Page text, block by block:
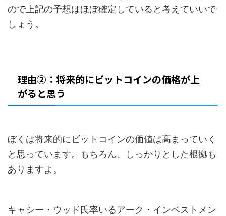
ので上記の予想はほぼ確定していると考えていいで
しょう。
理由②：将来的にビットコインの価格が上
がると思う
ぼくは将来的にビットコインの価値は高まっていく
と思っています。もちろん、しっかりとした根拠も
ありますよ。
キャシー・ウッド氏率いるアーク・インベストメン